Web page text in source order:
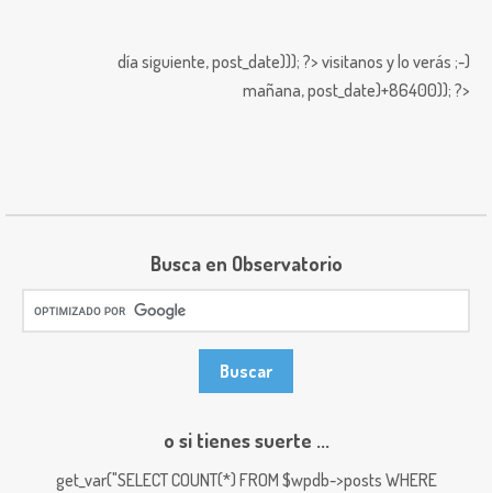
día siguiente,post_date))); ?> visitanos y lo verás ;-)
mañana,post_date)+86400)); ?>
Busca en Observatorio
o si tienes suerte ...
get_var("SELECT COUNT(*) FROM $wpdb->posts WHERE